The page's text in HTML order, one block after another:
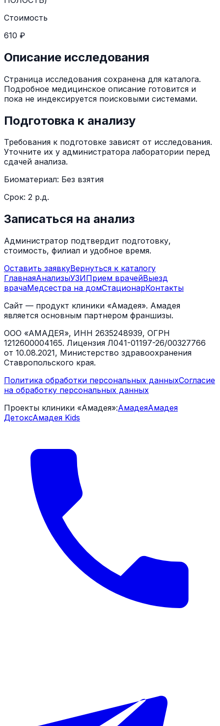
Стоимость
610 ₽
Описание исследования
Страница исследования сохранена для каталога.
Подробное медицинское описание готовится и
пока не индексируется поисковыми системами.
Подготовка к анализу
Требования к подготовке зависят от исследования.
Уточните их у администратора лаборатории перед
сдачей анализа.
Биоматериал: Без взятия
Срок: 2 р.д.
Записаться на анализ
Администратор подтвердит подготовку,
стоимость, филиал и удобное время.
Оставить заявкуВернуться к каталогу
ГлавнаяАнализыУЗИПрием врачейВыезд
врачаМедсестра на домСтационарКонтакты
Сайт — продукт клиники «Амадея». Амадея
является основным партнером франшизы.
ООО «АМАДЕЯ», ИНН 2635248939, ОГРН
1212600004165. Лицензия Л041-01197-26/00327766
от 10.08.2021, Министерство здравоохранения
Ставропольского края.
Политика обработки персональных данныхСогласие
на обработку персональных данных
Проекты клиники «Амадея»:АмадеяАмадея
ДетоксАмадея Kids